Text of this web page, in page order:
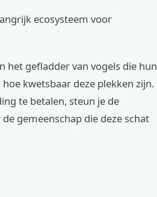
ecosysteem voor
het gefladder van vogels die hun
kwetsbaar deze plekken zijn.
te betalen, steun je de
gemeenschap die deze schat